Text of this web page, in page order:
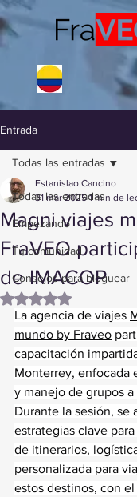
Entrada
Todas las entradas
Empezando
Tu comunidad
Consejos para bloguear
Todas las entradas
Magni viajes
FraVEO
de IMACOP
Estanislao Cancino
31 mar 2025 1 min de
Obtuvo NaN de 5
La agencia de viajes
mundo by Fraveo
capacitación
Monterrey, enfocada
y manejo de grupos a
Durante la sesión, se
estrategias clave
de itinerarios,
personalizada para
estos destinos, con